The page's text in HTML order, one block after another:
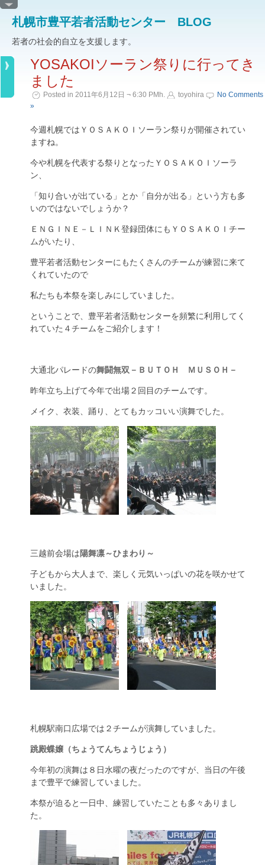
札幌市豊平若者活動センター BLOG
若者の社会的自立を支援します。
YOSAKOIソーラン祭りに行ってき
ました
Posted in 2011年6月12日 ¬ 6:30 PMh. toyohira
No Comments
»
今週札幌ではＹＯＳＡＫＯＩソーラン祭りが開催されてい
ますね。
今や札幌を代表する祭りとなったＹＯＳＡＫＯＩソーラ
ン、
「知り合いが出ている」とか「自分が出る」という方も多
いのではないでしょうか？
ＥＮＧＩＮＥ－ＬＩＮＫ登録団体にもＹＯＳＡＫＯＩチー
ムがいたり、
豊平若者活動センターにもたくさんのチームが練習に来て
くれていたので
私たちも本祭を楽しみにしていました。
ということで、豊平若者活動センターを頻繁に利用してく
れていた４チームをご紹介します！
大通北パレードの舞闘無双－ＢＵＴＯＨ ＭＵＳＯＨ－
昨年立ち上げて今年で出場２回目のチームです。
メイク、衣装、踊り、とてもカッコいい演舞でした。
三越前会場は陽舞凛～ひまわり～
子どもから大人まで、楽しく元気いっぱいの花を咲かせて
いました。
札幌駅南口広場では２チームが演舞していました。
跳殿蝶嬢（ちょうてんちょうじょう）
今年初の演舞は８日水曜の夜だったのですが、当日の午後
まで豊平で練習していました。
本祭が迫ると一日中、練習していたことも多々ありまし
た。